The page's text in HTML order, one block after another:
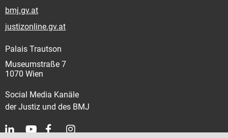
bmj.gv.at
justizonline.gv.at
Palais Trautson
Museumstraße 7
1070 Wien
Social Media Kanäle
der Justiz und des BMJ